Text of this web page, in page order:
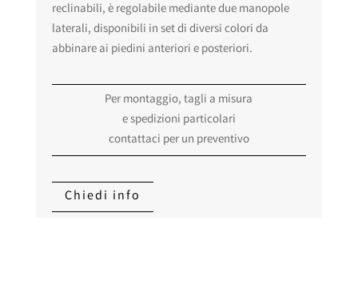
reclinabili, è regolabile mediante due manopole
laterali, disponibili in set di diversi colori da
abbinare ai piedini anteriori e posteriori.
Per montaggio, tagli a misura
e spedizioni particolari
contattaci per un preventivo
Chiedi info